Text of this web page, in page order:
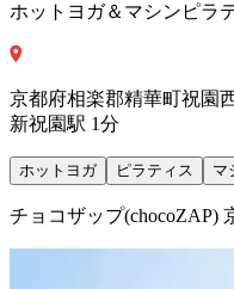
ホットヨガ＆マシンピラ
京都府相楽郡精華町祝園
新祝園駅 1分
ホットヨガ ピラティス マ
チョコザップ(chocoZAP)